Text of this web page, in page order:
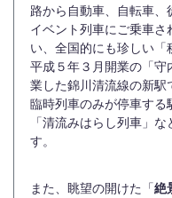
路から自動車、自転車、
イベント列車にご乗車
い、全国的にも珍しい「
平成５年３月開業の「守
業した錦川清流線の新駅
臨時列車のみが停車する
「清流みはらし列車」
す。
また、眺望の開けた「絶